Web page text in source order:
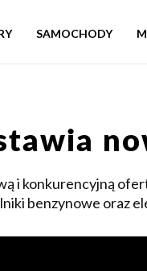
SAMOCHODY
i konkurencyjną
benzynowe oraz